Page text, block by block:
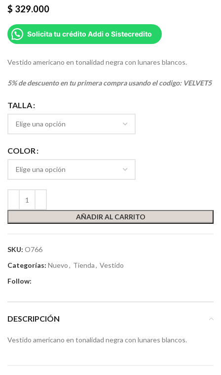
$ 329.000
Solicita tu crédito Addi o Sistecredito
Vestido americano en tonalidad negra con lunares blancos.
5% de descuento en tu primera compra usando el codigo: VELVET5
TALLA
COLOR
AÑADIR AL CARRITO
SKU: O766
Categorías: Nuevo, Tienda, Vestido
Follow:
DESCRIPCIÓN
Vestido americano en tonalidad negra con lunares blancos.